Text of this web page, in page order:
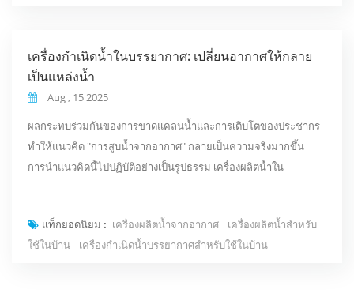
เครื่องกำเนิดน้ำในบรรยากาศ: เปลี่ยนอากาศให้กลาย
เป็นแหล่งน้ำ
Aug , 15 2025
ผลกระทบร่วมกันของการขาดแคลนน้ำและการเติบโตของประชากร
ทำให้แนวคิด "การสูบน้ำจากอากาศ" กลายเป็นความจริงมากขึ้น
การนำแนวคิดนี้ไปปฏิบัติอย่างเป็นรูปธรรม เครื่องผลิตน้ำใน
ปฏิกิริยาของวัสดุศาสตร์ และเทคโนโลยีการควบคุมและการตรวจจับ
ที่ทันสมัย เพื่อผลิตน้ำบริสุทธิ์ในสภาพแวดล้อมที่หลากหลาย บทความ
แท็กยอดนิยม : เครื่องผลิตน้ำจากอากาศ
เครื่องผลิตน้ำสำหรับ
ใช้ในบ้าน
เครื่องกำเนิดน้ำบรรยากาศสำหรับใช้ในบ้าน